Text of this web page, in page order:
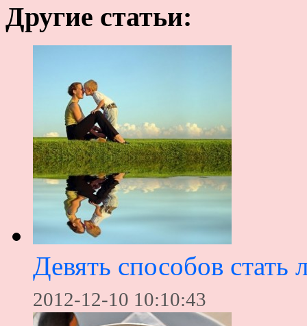
Другие статьи:
Девять способов
2012-12-10 10:10:43